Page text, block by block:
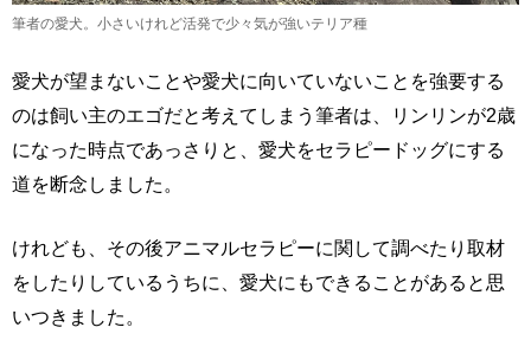
筆者の愛犬。小さいけれど活発で少々気が強いテリア種
愛犬が望まないことや愛犬に向いていないことを強要する
のは飼い主のエゴだと考えてしまう筆者は、リンリンが2歳
になった時点であっさりと、愛犬をセラピードッグにする
道を断念しました。
けれども、その後アニマルセラピーに関して調べたり取材
をしたりしているうちに、愛犬にもできることがあると思
いつきました。